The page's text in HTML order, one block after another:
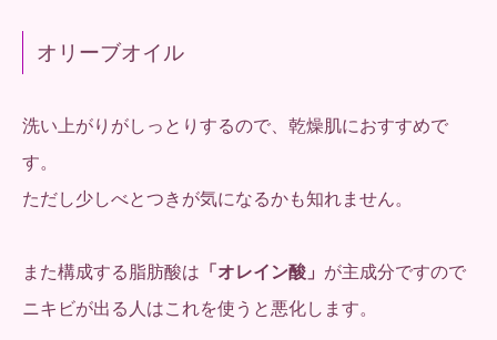
オリーブオイル
洗い上がりがしっとりするので、乾燥肌におすすめで
す。
ただし少しべとつきが気になるかも知れません。
また構成する脂肪酸は 「オレイン酸」 が主成分ですので
ニキビが出る人はこれを使うと悪化します。